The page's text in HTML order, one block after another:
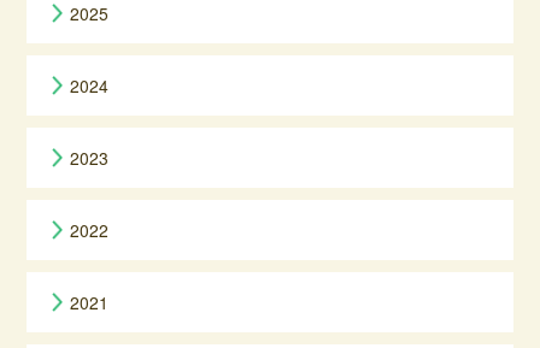
2025
2024
2023
2022
2021